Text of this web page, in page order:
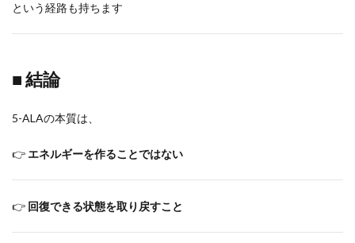
という経路も持ちます
■ 結論
5-ALAの本質は、
👉 エネルギーを作ることではない
👉 回復できる状態を取り戻すこと